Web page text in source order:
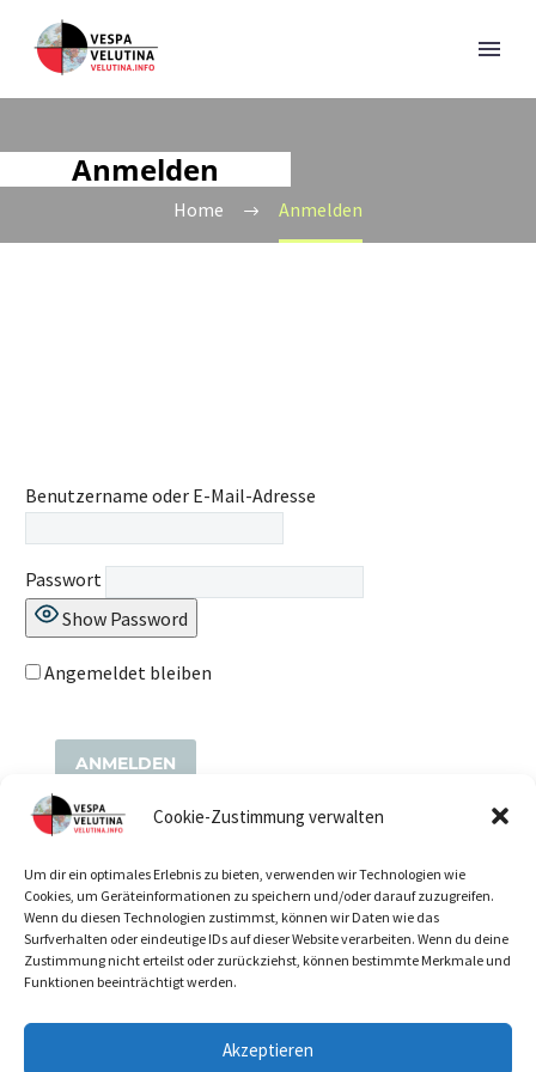
Cookie-Zustimmung verwalten
Um dir ein optimales Erlebnis zu bieten, verwenden wir Technologien wie
Cookies, um Geräteinformationen zu speichern und/oder darauf zuzugreifen.
Wenn du diesen Technologien zustimmst, können wir Daten wie das
Surfverhalten oder eindeutige IDs auf dieser Website verarbeiten. Wenn du deine
Zustimmung nicht erteilst oder zurückziehst, können bestimmte Merkmale und
Funktionen beeinträchtigt werden.
Akzeptieren
Anmelden
Home Anmelden
Benutzername oder E-Mail-Adresse
Passwort
Show Password
Angemeldet bleiben